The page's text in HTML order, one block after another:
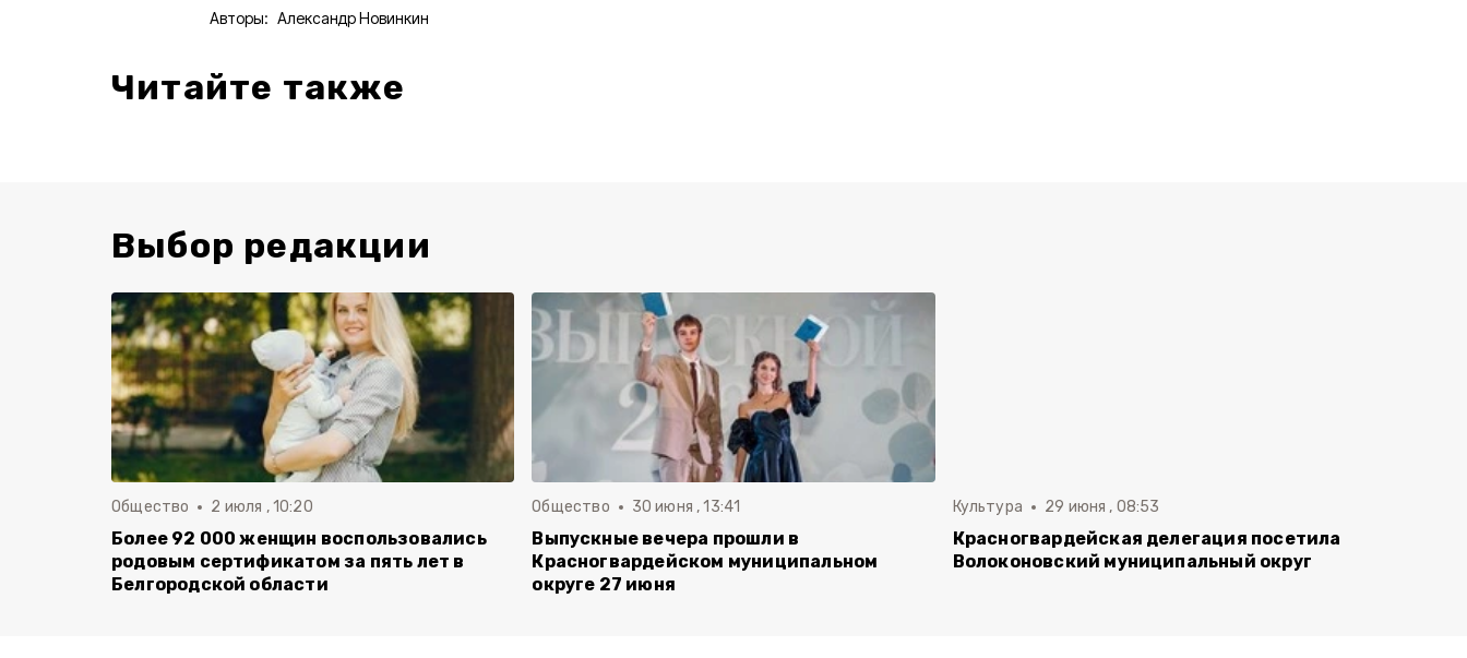
Авторы: Александр Новинкин
Читайте также
Выбор редакции
Общество 2 июля , 10:20
Более 92 000 женщин воспользовались
родовым сертификатом за пять лет в
Белгородской области
Общество 30 июня , 13:41
Выпускные вечера прошли в
Красногвардейском муниципальном
округе 27 июня
Культура 29 июня , 08:53
Красногвардейская делегация посетила
Волоконовский муниципальный округ